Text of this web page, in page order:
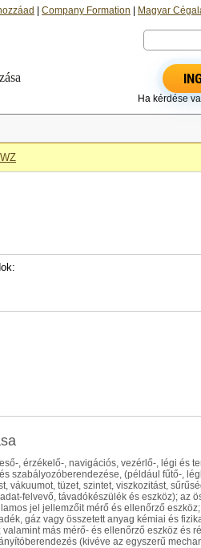
Company Formation Magyar
Ha kérdése
WZ
, érzékelő-, navigációs, vezérlő-, légi és
szabályozóberendezése, (például fűtő-,
vákuumot, tüzet, szintet, viszkozitást,
felvevő, távadókészülék és eszköz); az
jel jellemzőit mérő és ellenőrző
gáz vagy összetett anyag kémiai és
más mérő- és ellenőrző eszköz és
(kivéve az egyszerű